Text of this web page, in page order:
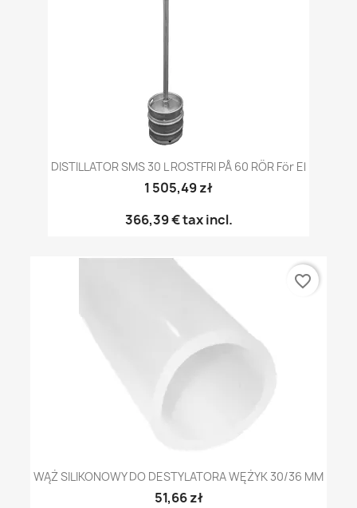
DISTILLATOR SMS 30 L ROSTFRI PÅ 60 RÖR För El
1 505,49 zł
366,39 €tax incl.
WĄŻ SILIKONOWY DO DESTYLATORA WĘŻYK 30/36 MM
51,66 zł
favorite_border